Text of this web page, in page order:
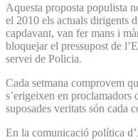
Aquesta proposta populista
el 2010 els actuals dirigents
capdavant, van fer mans i
bloquejar el pressupost de
servei de Policia.
Cada setmana comprovem
s’erigeixen en proclamadors
suposades veritats són cada
En la comunicació política